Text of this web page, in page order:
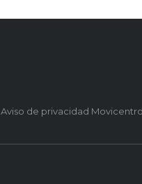
Aviso de privacidad Movicentro